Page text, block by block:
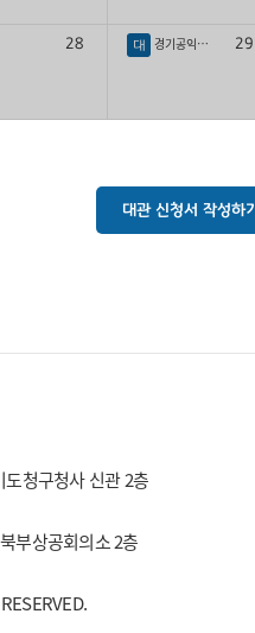
28 대 경기공익활동지원센터 29
대관 신청서 작성하기
청구청사 신관 2층
부상공회의소 2층